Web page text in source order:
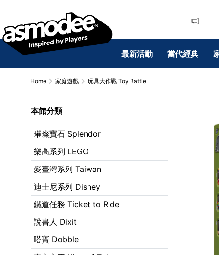
最新活動 當代經典
Home 家庭遊戲 玩具大作戰 Toy Battle
本館分類
璀璨寶石 Splendor
樂高系列 LEGO
愛臺灣系列 Taiwan
迪士尼系列 Disney
鐵道任務 Ticket to Ride
說書人 Dixit
嗒寶 Dobble